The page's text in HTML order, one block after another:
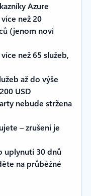
Azure
než 20
(jenom noví
než 65 služeb,
až do výše
USD
nebude stržena
–⁠⁠ zrušení je
uplynutí 30 dnů
na průběžné